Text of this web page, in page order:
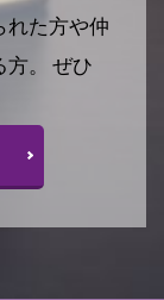
れた方や仲
方。 ぜひ